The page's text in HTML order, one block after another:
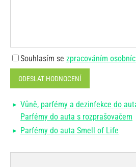
Souhlasím se zpracováním
ODESLAT HODNOCENÍ
Vůně, parfémy a dezinfekce do
Parfémy do auta s rozprašovačem
Parfémy do auta Smell of Life